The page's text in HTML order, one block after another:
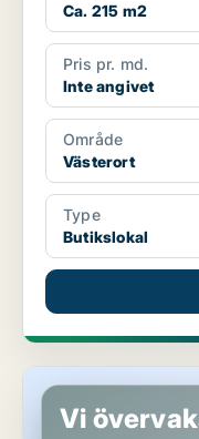
Ca. 215 m2
Pris pr. md.
Inte angivet
Område
Västerort
Type
Butikslokal
Butikslokal i Västerort
Vi